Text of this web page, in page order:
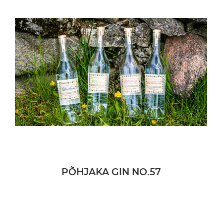
PÕHJAKA GIN NO.57